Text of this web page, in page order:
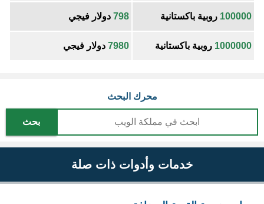
100000 روبية باكستانية 798 دولار فيجي
1000000 روبية باكستانية 7980 دولار فيجي
محرك البحث
بحث
خدمات وأدوات ذات صلة